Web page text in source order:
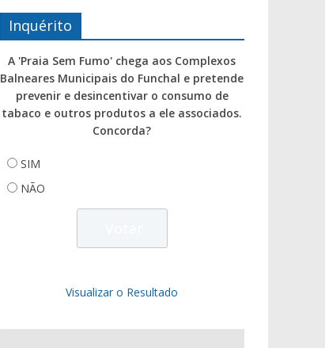
Inquérito
A 'Praia Sem Fumo' chega aos Complexos
Balneares Municipais do Funchal e pretende
prevenir e desincentivar o consumo de
tabaco e outros produtos a ele associados.
Concorda?
SIM
NÃO
Visualizar o Resultado